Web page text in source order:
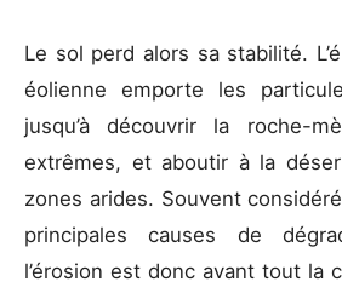
Le sol perd alors sa stabilité.
éolienne emporte les
jusqu’à découvrir la roche-
extrêmes, et aboutir à la
zones arides. Souvent
principales causes de
l’érosion est donc avant tout la